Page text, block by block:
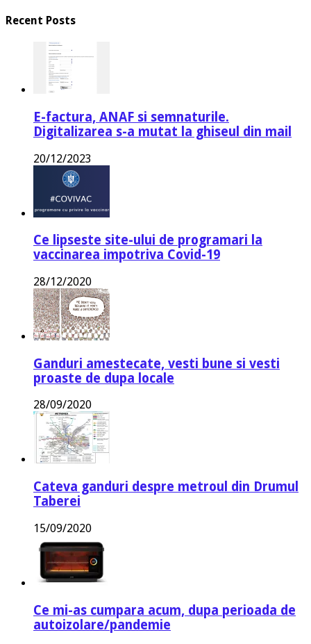
Recent Posts
E-factura, ANAF si semnaturile.
Digitalizarea s-a mutat la ghiseul din mail
20/12/2023
Ce lipseste site-ului de programari la
vaccinarea impotriva Covid-19
28/12/2020
Ganduri amestecate, vesti bune si vesti
proaste de dupa locale
28/09/2020
Cateva ganduri despre metroul din Drumul
Taberei
15/09/2020
Ce mi-as cumpara acum, dupa perioada de
autoizolare/pandemie